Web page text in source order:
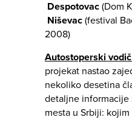
Despotovac (Dom
Niševac (festival
2008)
Autostoperski
projekat nastao
nekoliko desetina
detaljne informacije
mesta u Srbiji: